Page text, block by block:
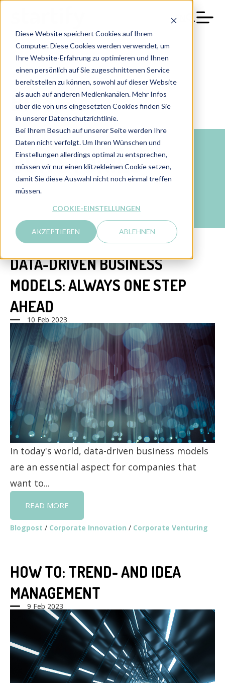
Diese Website speichert Cookies auf Ihrem
Computer. Diese Cookies werden verwendet, um
Ihre Website-Erfahrung zu optimieren und Ihnen
einen persönlich auf Sie zugeschnittenen Service
bereitstellen zu können, sowohl auf dieser Website
als auch auf anderen Medienkanälen. Mehr Infos
über die von uns eingesetzten Cookies finden Sie
in unserer Datenschutzrichtlinie.
Bei Ihrem Besuch auf unserer Seite werden Ihre
Daten nicht verfolgt. Um Ihren Wünschen und
Einstellungen allerdings optimal zu entsprechen,
müssen wir nur einen klitzekleinen Cookie setzen,
damit Sie diese Auswahl nicht noch einmal treffen
müssen.
COOKIE-EINSTELLUNGEN
AKZEPTIEREN ABLEHNEN
EN
Blogpost
OUR STORIES
DATA-DRIVEN BUSINESS
MODELS: ALWAYS ONE STEP
AHEAD
10 Feb 2023
In today's world, data-driven business models
are an essential aspect for companies that
want to...
READ MORE
Blogpost / Corporate Innovation / Corporate Venturing
HOW TO: TREND- AND IDEA
MANAGEMENT
9 Feb 2023